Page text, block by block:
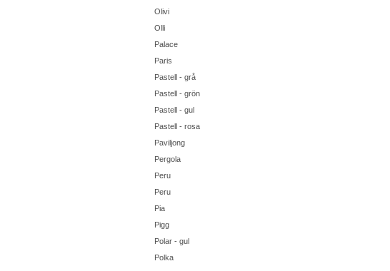
Olivi
Olli
Palace
Paris
Pastell - grå
Pastell - grön
Pastell - gul
Pastell - rosa
Paviljong
Pergola
Peru
Peru
Pia
Pigg
Polar - gul
Polka